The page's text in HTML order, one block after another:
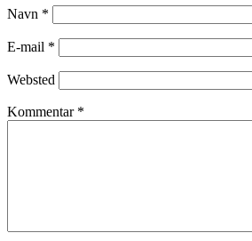
Navn *
E-mail *
Websted
Kommentar *